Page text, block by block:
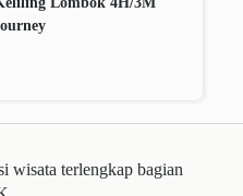
wisata terlengkap bagian